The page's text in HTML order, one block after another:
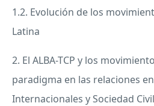
1.2. Evolución de los
Latina
2. El ALBA-TCP y los
paradigma en las relaciones
Internacionales y Sociedad Civil